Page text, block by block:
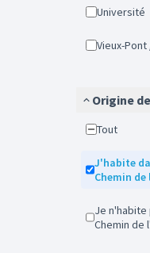
Université
Vieux-
Origine
Tout
J'habite dans le quartier
Chemin
Je n'habite pas le quartier
Chemin de